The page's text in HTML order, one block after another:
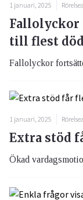
1 januari, 2025
Fallolyckor
till flest
Fallolyckor
1 januari, 2025
Extra stöd
Ökad